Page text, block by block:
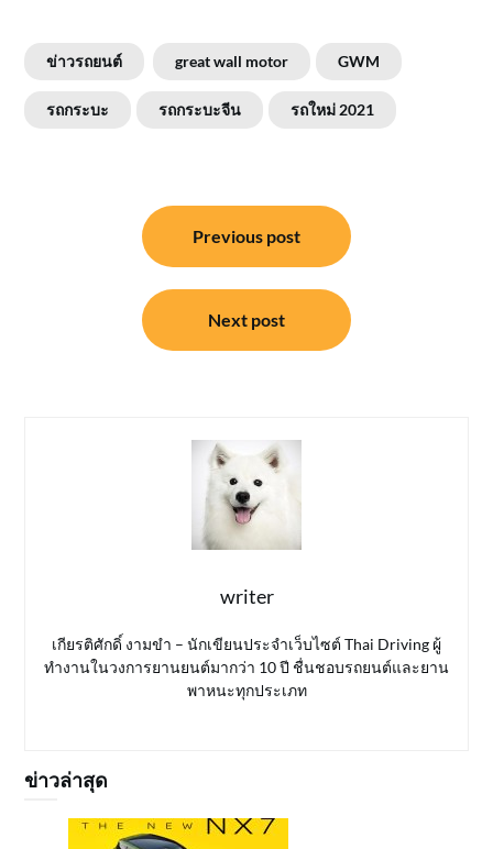
ข่าวรถยนต์ great wall motor GWM
รถกระบะ รถกระบะจีน รถใหม่ 2021
Previous post
Next post
writer
เกียรติศักดิ์ งามขำ – นักเขียนประจำเว็บไซต์ Thai Driving ผู้
ทำงานในวงการยานยนต์มากว่า 10 ปี ชื่นชอบรถยนต์และยาน
พาหนะทุกประเภท
ข่าวล่าสุด